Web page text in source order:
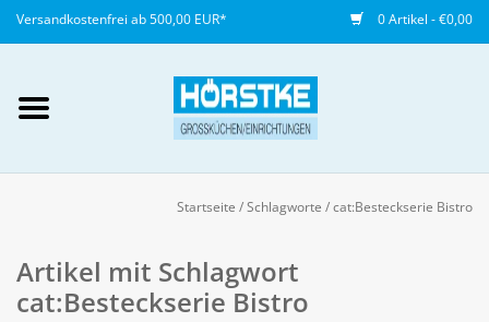
Versandkostenfrei ab 500,00 EUR* 0 Artikel - €0,00
anlegen
NEU
Startseite /Schlagworte /cat:Besteckserie Bistro
Artikel mit Schlagwort
cat:Besteckserie Bistro